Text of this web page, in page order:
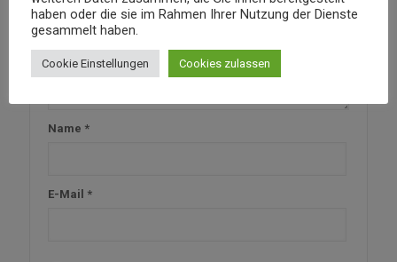
Deine Bewertung
Name *
E-Mail *
haben oder die sie im Rahmen Ihrer Nutzung der Dienste
gesammelt haben.
Cookie Einstellungen Cookies zulassen